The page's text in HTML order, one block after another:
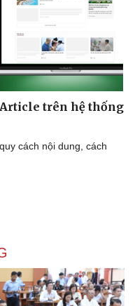
trên hệ thống
cách nội dung, cách